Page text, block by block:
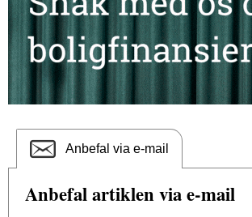
Anbefal via e-mail
Anbefal artiklen via e-mail